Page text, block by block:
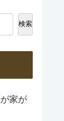
検索
家が